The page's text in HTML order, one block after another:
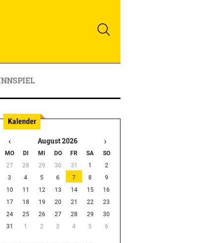
‹ August 2026 ›
MO DI MI DO FR SA
SO
27
28 29 30 31 1
2
3
4 5 6 7 8
9
10
11 12 13 14 15
16
17
18 19 20 21 22
23
24
25 26 27 28 29
30
31
1 2 3 4 5 6